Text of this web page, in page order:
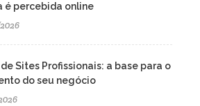
é percebida online
Sites Profissionais: a base para o
do seu negócio